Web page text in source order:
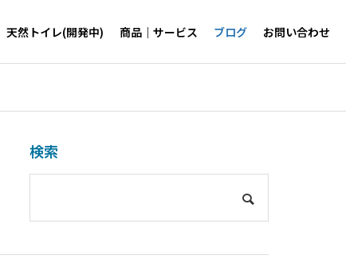
天然トイレ(開発中) 商品｜サービス ブログ お問い合わせ
検索